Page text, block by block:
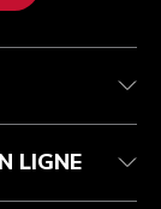
LIGNE